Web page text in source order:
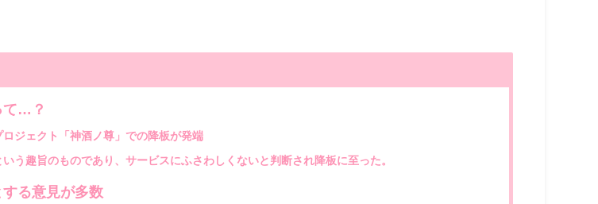
て…？
ジェクト「神酒ノ尊」での降板が発端
う趣旨のものであり、サービスにふさわしくないと判断され降板に至った。
る意見が多数